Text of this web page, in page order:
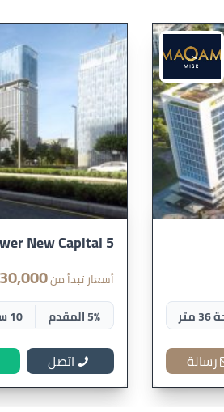
رسالة
5 East Tower New Capital
أسعار تبدأ من
5% المقدم 10 سنوات تقسيط
اتصل